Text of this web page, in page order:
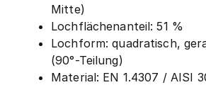
Mitte)
Lochflächenanteil: 51 %
Lochform: quadratisch,
(90°-Teilung)
Material: EN 1.4307 / AISI